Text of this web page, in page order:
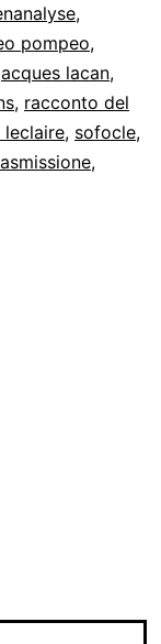
,
pompeo,
lacan,
, racconto del
leclaire, sofocle,
,